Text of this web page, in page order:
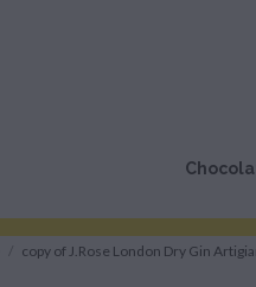
copy of J.Rose London Dry Gin